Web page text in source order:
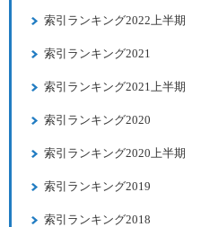
索引ランキング2022上半期
索引ランキング2021
索引ランキング2021上半期
索引ランキング2020
索引ランキング2020上半期
索引ランキング2019
索引ランキング2018